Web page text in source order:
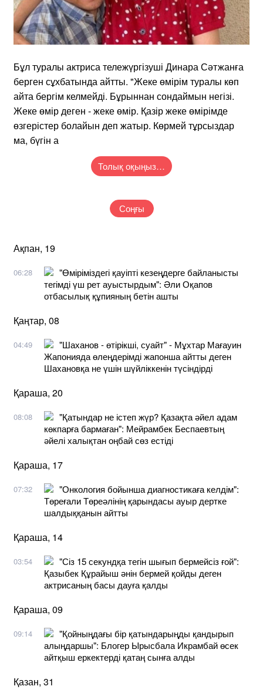
Бұл туралы актриса тележүргізуші Динара Сәтжанға
берген сұхбатында айтты. "Жеке өмірім туралы көп
айта бергім келмейді. Бұрыннан сондаймын негізі.
Жеке өмір деген - жеке өмір. Қазір жеке өмірімде
өзгерістер болайын деп жатыр. Көрмей тұрсыздар
ма, бүгін а
Толық оқыңыз…
Соңғы
Ақпан, 19
06:28
"Өміріміздегі қауіпті кезеңдерге байланысты
тегімді үш рет ауыстырдым": Әли Оқапов
отбасылық құпияның бетін ашты
Қаңтар, 08
04:49
"Шаханов - өтірікші, суайт" - Мұхтар Мағауин
Жапонияда өлеңдерімді жапонша айтты деген
Шахановқа не үшін шүйліккенін түсіндірді
Қараша, 20
08:08
"Қатындар не істеп жүр? Қазақта әйел адам
көкпарға бармаған": Мейрамбек Беспаевтың
әйелі халықтан оңбай сөз естіді
Қараша, 17
07:32
"Онкология бойынша диагностикаға келдім":
Төреғали Төреәлінің қарындасы ауыр дертке
шалдыққанын айтты
Қараша, 14
03:54
"Сіз 15 секундқа тегін шығып бермейсіз ғой":
Қазыбек Құрайыш әнін бермей қойды деген
актрисаның басы дауға қалды
Қараша, 09
09:14
"Қойныңдағы бір қатындарыңды қандырып
алыңдаршы": Блогер Ырысбала Икрамбай өсек
айтқыш еркектерді қатаң сынға алды
Қазан, 31